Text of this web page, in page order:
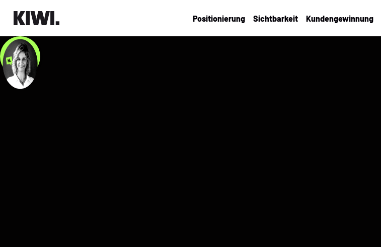
Positionierung Sichtbarkeit Kundengewinnung